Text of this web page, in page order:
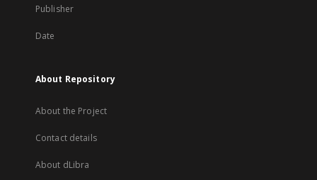
Publisher
Date
About Repository
About the Project
Contact details
About dLibra